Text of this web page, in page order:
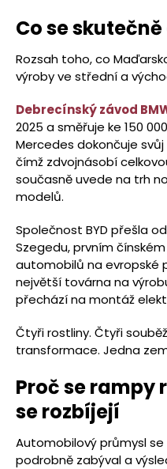
Co se
Rozsah toho, co
výroby ve střední a
Debrecínský závod
2025 a směřuje ke 150
Mercedes dokončuje
čímž zdvojnásobí
současně uvede na trh
modelů.
Společnost BYD přešla
Szegedu, prvním
automobilů na evropské
největší továrna na
přechází na montáž
Čtyři rostliny. Čtyři
transformace. Jedna
Proč se rampy
se rozbíjejí
Automobilový průmysl
podrobně zabýval a